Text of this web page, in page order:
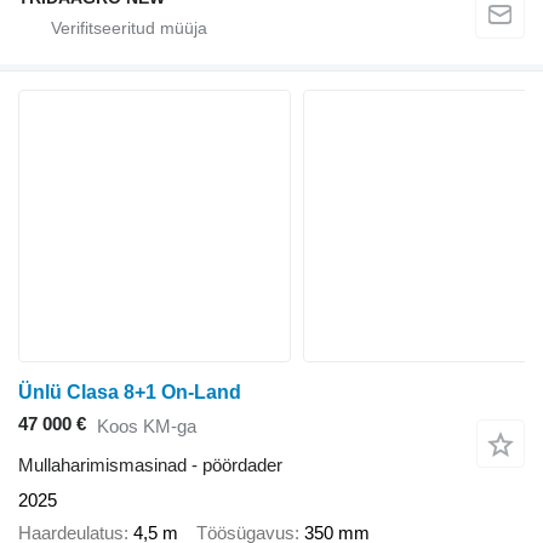
Ünlü Clasa 8+1 On-Land
47 000 € Koos KM-ga
Mullaharimismasinad - pöördader
2025
Haardeulatus 4,5 m Töösügavus 350 mm